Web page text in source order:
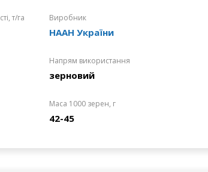
т/га Виробник
НААН України
Напрям використання
зерновий
Маса 1000 зерен, г
42-45